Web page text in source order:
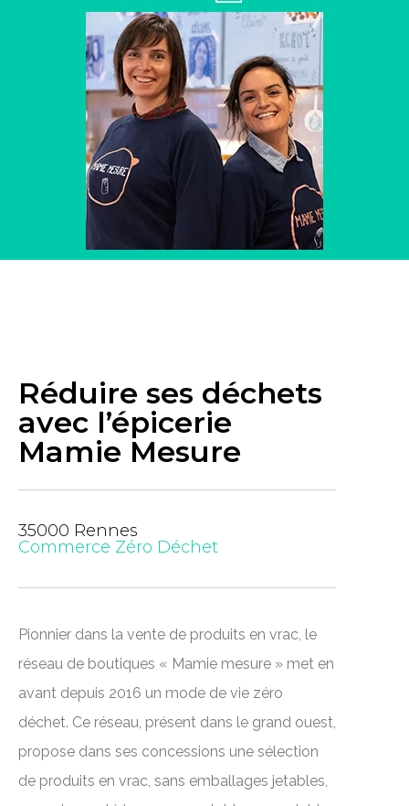
Réduire ses déchets
avec l’épicerie
Mamie Mesure
35000 Rennes
Commerce Zéro Déchet
Pionnier dans la vente de produits en vrac, le
réseau de boutiques « Mamie mesure » met en
avant depuis 2016 un mode de vie zéro
déchet. Ce réseau, présent dans le grand ouest,
propose dans ses concessions une sélection
de produits en vrac, sans emballages jetables,